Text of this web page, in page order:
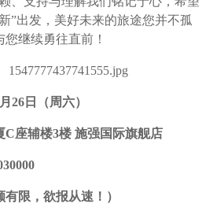
”出发，美好未来的旅途您并不孤
继续勇往直前！
26日（周六）
C座辅楼3楼 施强国际旗舰店
有限，欲报从速！）